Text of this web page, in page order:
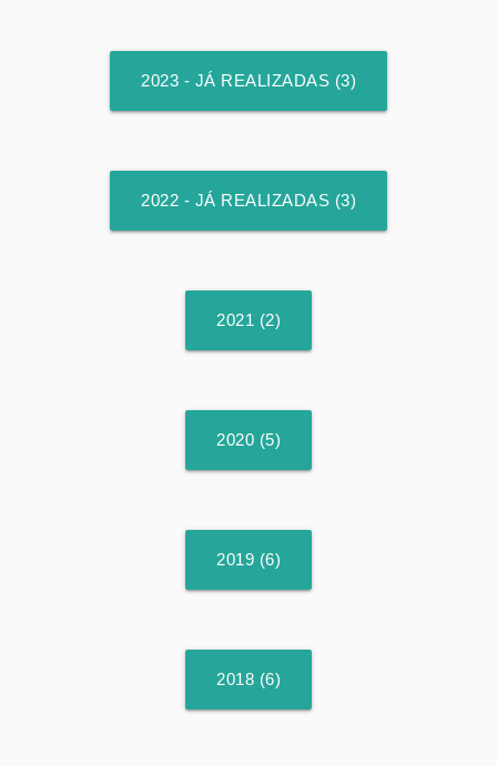
2023 - JÁ REALIZADAS (3)
2022 - JÁ REALIZADAS (3)
2021 (2)
2020 (5)
2019 (6)
2018 (6)